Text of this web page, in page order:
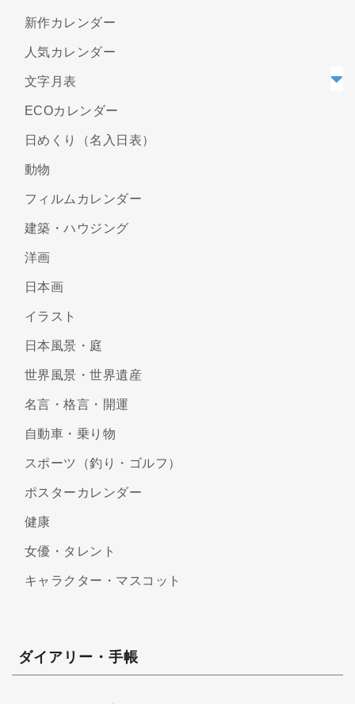
新作カレンダー
人気カレンダー
文字月表
ECOカレンダー
日めくり（名入日表）
動物
フィルムカレンダー
建築・ハウジング
洋画
日本画
イラスト
日本風景・庭
世界風景・世界遺産
名言・格言・開運
自動車・乗り物
スポーツ（釣り・ゴルフ）
ポスターカレンダー
健康
女優・タレント
キャラクター・マスコット
ダイアリー・手帳